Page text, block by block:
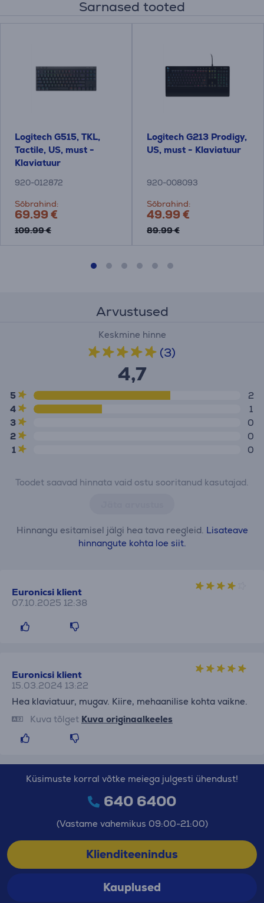
Sarnased tooted
Logitech G515, TKL,
Tactile, US, must -
Klaviatuur
920-012872
Sõbrahind:
69.99 €
109.99 €
Logitech G213 Prodigy,
US, must - Klaviatuur
920-008093
Sõbrahind:
49.99 €
89.99 €
Arvustused
Keskmine hinne
(3)
4,7
5
2
4
1
3
0
2
0
1
0
Toodet saavad hinnata vaid ostu sooritanud kasutajad.
Hinnangu esitamisel jälgi hea tava reegleid. Lisateave
hinnangute kohta loe siit.
Euronicsi klient
07.10.2025 12:38
Euronicsi klient
15.03.2024 13:22
Hea klaviatuur, mugav. Kiire, mehaanilise kohta vaikne.
Kuva tõlget Kuva originaalkeeles
Küsimuste korral võtke meiega julgesti ühendust!
640 6400
(Vastame vahemikus 09:00-21:00)
Klienditeenindus
Kauplused